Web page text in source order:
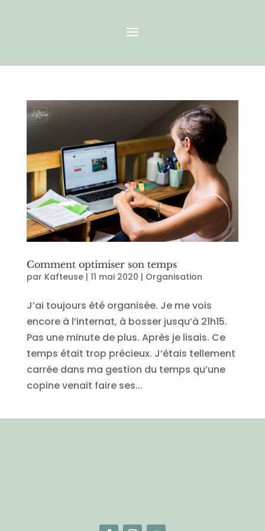
Comment optimiser son temps
par Kafteuse| 11 mai 2020 | Organisation
J’ai toujours été organisée. Je me vois
encore à l’internat, à bosser jusqu’à 21h15.
Pas une minute de plus. Après je lisais. Ce
temps était trop précieux. J’étais tellement
carrée dans ma gestion du temps qu’une
copine venait faire ses...